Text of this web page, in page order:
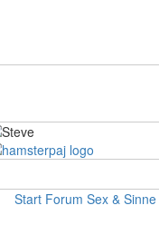
Start Forum Sex & Sinne